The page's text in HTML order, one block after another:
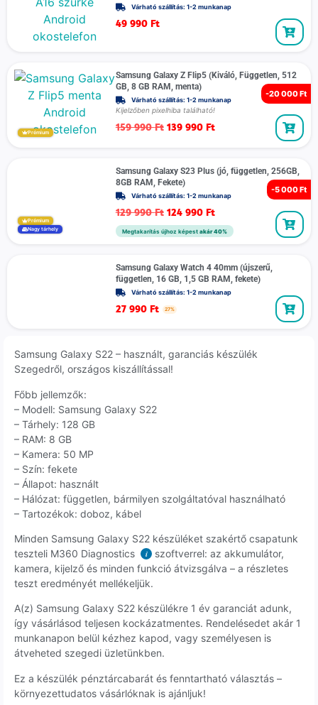
Várható szállítás: 1-2 munkanap
49 990 Ft
-20 000 Ft
Prémium
Samsung Galaxy Z Flip5 (Kiváló, Független, 512
GB, 8 GB RAM, menta)
Várható szállítás: 1-2 munkanap
Kijelzőben pixelhiba található!
159 990Ft 139 990 Ft
-5 000 Ft
Prémium
Nagy tárhely
Samsung Galaxy S23 Plus (jó, független, 256GB,
8GB RAM, Fekete)
Várható szállítás: 1-2 munkanap
129 990Ft 124 990 Ft
Megtakarítás újhoz képest akár 40%
Samsung Galaxy Watch 4 40mm (újszerű,
független, 16 GB, 1,5 GB RAM, fekete)
Várható szállítás: 1-2 munkanap
27 990 Ft 27%
Samsung Galaxy S22 – használt, garanciás készülék
Szegedről, országos kiszállítással!
Főbb jellemzők:
– Modell: Samsung Galaxy S22
– Tárhely: 128 GB
– RAM: 8 GB
– Kamera: 50 MP
– Szín: fekete
– Állapot: használt
– Hálózat: független, bármilyen szolgáltatóval használható
– Tartozékok: doboz, kábel
Minden Samsung Galaxy S22 készüléket szakértő csapatunk
teszteli M360 Diagnostics
i
szoftverrel: az akkumulátor,
kamera, kijelző és minden funkció átvizsgálva – a részletes
teszt eredményét mellékeljük.
A(z) Samsung Galaxy S22 készülékre 1 év garanciát adunk,
így vásárlásod teljesen kockázatmentes. Rendelésedet akár 1
munkanapon belül kézhez kapod, vagy személyesen is
átveheted szegedi üzletünkben.
Ez a készülék pénztárcabarát és fenntartható választás –
környezettudatos vásárlóknak is ajánljuk!